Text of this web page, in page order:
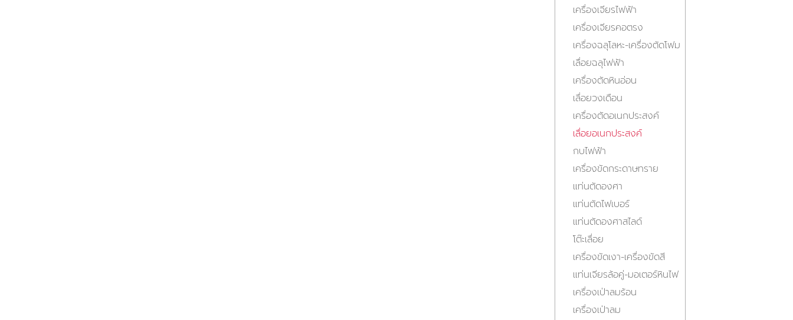
เครื่องเจียรไฟฟ้า
เครื่องเจียรคอตรง
เครื่องฉลุโลหะ-เครื่องตัดโฟม
เลื่อยฉลุไฟฟ้า
เครื่องตัดหินอ่อน
เลื่อยวงเดือน
เครื่องตัดอเนกประสงค์
เลื่อยอเนกประสงค์
กบไฟฟ้า
เครื่องขัดกระดาษทราย
แท่นตัดองศา
แท่นตัดไฟเบอร์
แท่นตัดองศาสไลด์
โต๊ะเลื่อย
เครื่องขัดเงา-เครื่องขัดสี
แท่นเจียรล้อคู่-มอเตอร์หินไฟ
เครื่องเป่าลมร้อน
เครื่องเป่าลม